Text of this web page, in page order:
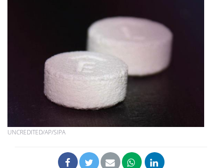
UNCREDITED/AP/SIPA